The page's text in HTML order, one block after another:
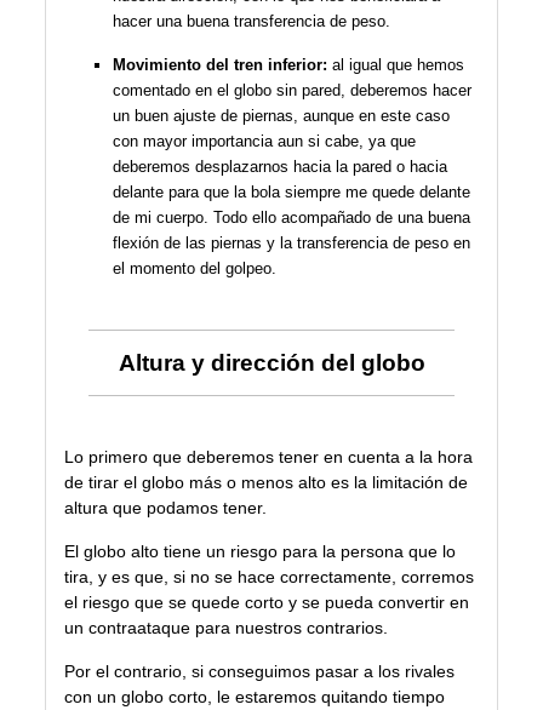
hacer una buena transferencia de peso.
Movimiento del tren inferior: al igual que hemos
comentado en el globo sin pared, deberemos hacer
un buen ajuste de piernas, aunque en este caso
con mayor importancia aun si cabe, ya que
deberemos desplazarnos hacia la pared o hacia
delante para que la bola siempre me quede delante
de mi cuerpo. Todo ello acompañado de una buena
flexión de las piernas y la transferencia de peso en
el momento del golpeo.
Altura y dirección del globo
Lo primero que deberemos tener en cuenta a la hora
de tirar el globo más o menos alto es la limitación de
altura que podamos tener.
El globo alto tiene un riesgo para la persona que lo
tira, y es que, si no se hace correctamente, corremos
el riesgo que se quede corto y se pueda convertir en
un contraataque para nuestros contrarios.
Por el contrario, si conseguimos pasar a los rivales
con un globo corto, le estaremos quitando tiempo